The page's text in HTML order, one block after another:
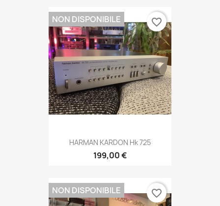
HARMAN KARDON Hk 725
199,00 €
NON DISPONIBILE favorite_border
NON DISPONIBILE favorite_border